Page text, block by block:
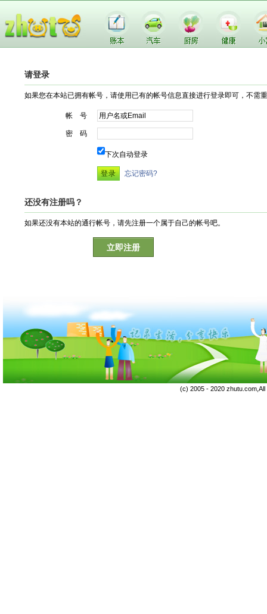
请登录
如果您在本站已拥有帐号，请使用已有的帐号信息直接进行登录即可，不需
帐 号
密 码
下次自动登录
忘记密码?
还没有注册吗？
如果还没有本站的通行帐号，请先注册一个属于自己的帐号吧。
立即注册
(c) 2005 - 2020